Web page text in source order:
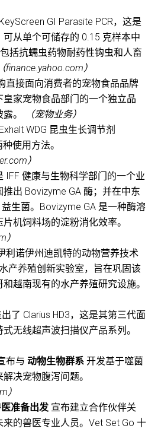
GI Parasite PCR，这是
从单个可储存的 0.15 克样本中
括抗蠕虫药物耐药性钩虫和人畜
（finance.yahoo.com）
直接面向消费者的宠物食品品牌
皇家宠物食品部门的一个独立品
。
（宠物业务）
WDG 昆虫生长调节剂
使用方法。
）
IFF 健康与生物科学部门的一个业
出 Bovizyme GA 酶；并在中东
生菌。Bovizyme GA 是一种酶溶
机饲料场的淀粉消化效率。
）
利诺伊州迪凯特的动物营养技术
产养殖创新实验室，旨在巩固该
越南现有的水产养殖研究设施。
了 Clarius HD3，这是其第三代面
无线超声波扫描仪产品系列。
布与动物生物群系 开发基于噬菌
决宠物腹泻问题。
）
准备出发 宣布建立合作伙伴关
的兽医专业人员。Vet Set Go 十